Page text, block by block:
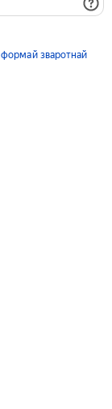
формай зваротнай